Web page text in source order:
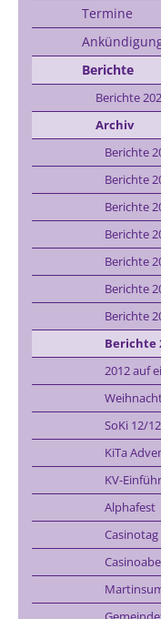
Termine
Berichte
Berichte
Archiv
Berichte
Berichte
Berichte
Berichte
Berichte
Berichte
Berichte
Berichte
2012 auf
SoKi 12/12
KiTa
KV-
Alphafest
Casinotag